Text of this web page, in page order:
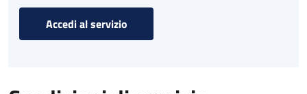
Accedi al servizio